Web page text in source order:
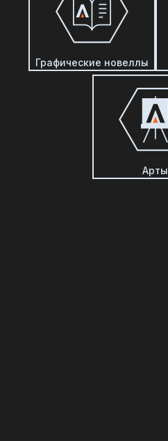
Графические новеллы
Арты